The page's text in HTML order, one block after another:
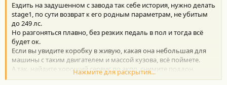
Ездить на задушенном с завода так себе история, нужно делать
stage1, по сути возврат к его родным параметрам, не убитым
до 249 лс.
Но разгоняться плавно, без резких педаль в пол и тогда всё
будет ок.
Если вы увидите коробку в живую, какая она небольшая для
машины с таким двигателем и массой кузова, всё поймете.
А так, найдите хороший сервис по акпп, снимите поддон,
проверьте магниты, сделайте диагностику. И посмотрите
Нажмите для раскрытия...